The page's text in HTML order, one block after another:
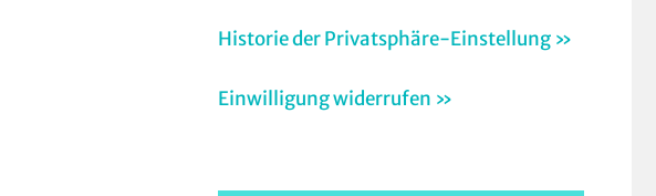
Historie der Privatsphäre-Einstellung »
Einwilligung widerrufen »